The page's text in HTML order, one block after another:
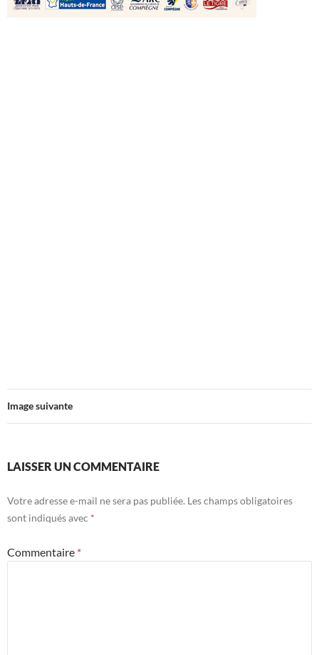
Image suivante
LAISSER UN COMMENTAIRE
Votre adresse e-mail ne sera pas publiée. Les champs obligatoires
sont indiqués avec *
Commentaire *